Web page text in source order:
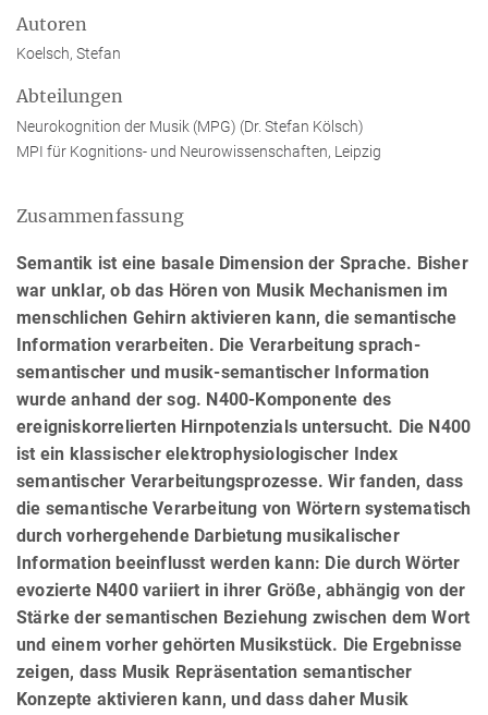
Autoren
Koelsch, Stefan
Abteilungen
Neurokognition der Musik (MPG) (Dr. Stefan Kölsch)
MPI für Kognitions- und Neurowissenschaften, Leipzig
Zusammenfassung
Semantik ist eine basale Dimension der Sprache. Bisher
war unklar, ob das Hören von Musik Mechanismen im
menschlichen Gehirn aktivieren kann, die semantische
Information verarbeiten. Die Verarbeitung sprach-
semantischer und musik-semantischer Information
wurde anhand der sog. N400-Komponente des
ereigniskorrelierten Hirnpotenzials untersucht. Die N400
ist ein klassischer elektrophysiologischer Index
semantischer Verarbeitungsprozesse. Wir fanden, dass
die semantische Verarbeitung von Wörtern systematisch
durch vorhergehende Darbietung musikalischer
Information beeinflusst werden kann: Die durch Wörter
evozierte N400 variiert in ihrer Größe, abhängig von der
Stärke der semantischen Beziehung zwischen dem Wort
und einem vorher gehörten Musikstück. Die Ergebnisse
zeigen, dass Musik Repräsentation semantischer
Konzepte aktivieren kann, und dass daher Musik